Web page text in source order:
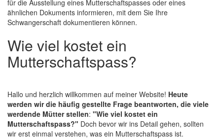
für die Ausstellung eines Mutterschaftspasses oder eines
ähnlichen Dokuments informieren, mit dem Sie Ihre
Schwangerschaft dokumentieren können.
Wie viel kostet ein
Mutterschaftspass?
Hallo und herzlich willkommen auf meiner Website! Heute
werden wir die häufig gestellte Frage beantworten, die viele
werdende Mütter stellen: "Wie viel kostet ein
Mutterschaftspass?" Doch bevor wir ins Detail gehen, sollten
wir erst einmal verstehen, was ein Mutterschaftspass ist.